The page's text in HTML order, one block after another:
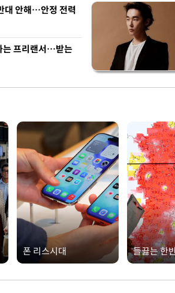
대 안해…안정 전력
는 프리랜서…받는
폰 리스시대 들끓는 한